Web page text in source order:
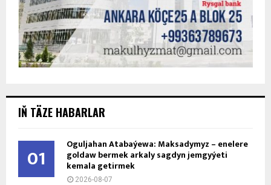
IŇ TÄZE HABARLAR
01 Oguljahan Atabaýewa: Maksadymyz – enelere
goldaw bermek arkaly sagdyn jemgyýeti
kemala getirmek
2026-08-07